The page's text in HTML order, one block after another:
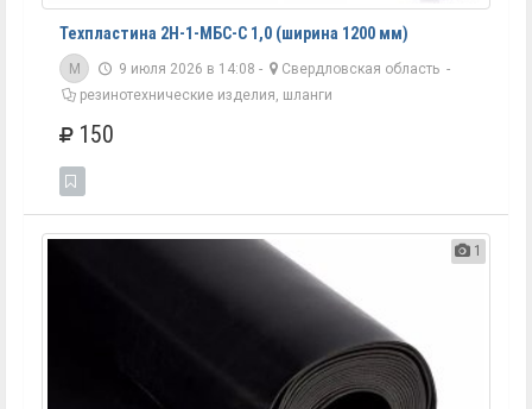
Техпластина 2Н-1-МБС-С 1,0 (ширина 1200 мм)
M 9 июля 2026 в 14:08 - Свердловская область -
резинотехнические изделия, шланги
150
1